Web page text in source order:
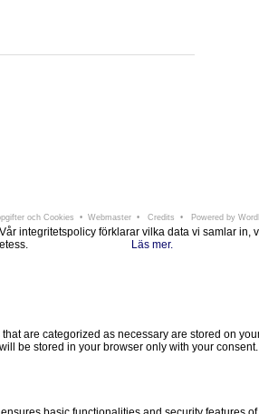
och Cookies • Webmaster • Credits • Powered by
integritetspolicy förklarar vilka data vi samlar
Läs mer.
are categorized as necessary are stored on
stored in your browser only with your